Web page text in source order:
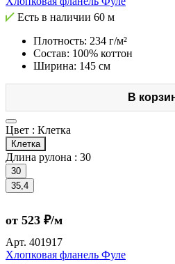
Есть в наличии 60 м
Плотность: 234 г/м²
Состав: 100% коттон
Ширина: 145 см
В
Цвет : Клетка
Клетка
Длина рулона : 30
30
35,4
от 523 ₽/м
Арт. 401917
Хлопковая фланель Фуле